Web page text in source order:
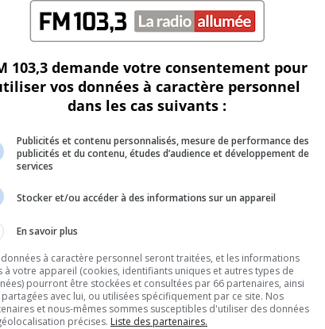
au budget 2020 et tout près de 3 M$
de la Ville, alors que le montant dépensé
des charges locales de 42 M$.
maire Martin Murray.
ces trois dernières années pour se fixer à 8,5
hausse de plus de 15 % depuis 2019.
été présentées lundi soir.
103,3 demande votre consentement pour
vos données à caractère personnel
dans les cas suivants :
Publicités et contenu personnalisés, mesure de performance des
publicités et du contenu, études d’audience et développement de
services
Stocker et/ou accéder à des informations sur un appareil
En savoir plus
à caractère personnel seront traitées, et les informations
à votre appareil (cookies, identifiants uniques et autres types de
pourront être stockées et consultées par 66 partenaires, ainsi
avec lui, ou utilisées spécifiquement par ce site. Nos
et nous-mêmes sommes susceptibles d'utiliser des données
précises. Liste des partenaires.